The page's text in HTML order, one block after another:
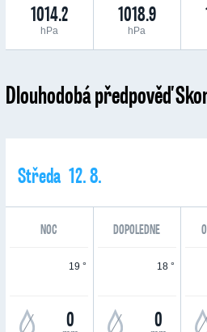
1014.2
hPa
1018.9
hPa
Dlouhodobá předpověď
Středa 12. 8.
NOC DOPOLEDNE
19 °
0
18 °
0